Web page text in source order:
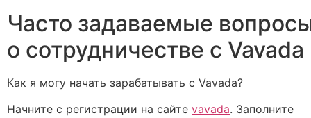
Часто задаваемые
о сотрудничестве с Vavada
Как я могу начать зарабатывать с Vavada?
Начните с регистрации на сайте vavada. Заполните